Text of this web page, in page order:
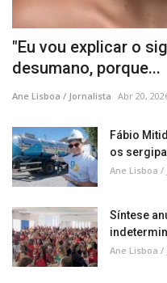
"Eu vou explicar o
desumano, porque...
Ane Lisboa / Jornalista Abr 20,
Fábio
os
Ane Lisboa /
Síntese
Ane Lisboa /